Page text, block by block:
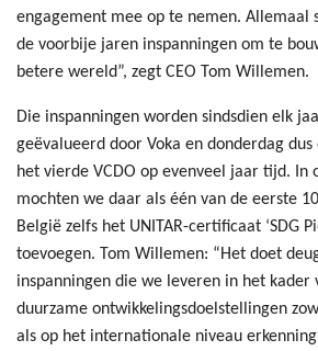
engagement mee op te nemen. Allemaal
de voorbije jaren inspanningen om te
betere wereld”, zegt CEO Tom Willemen.
Die inspanningen worden sindsdien elk
geëvalueerd door Voka en donderdag
het vierde VCDO op evenveel jaar tijd. In
mochten we daar als één van de eerste
België zelfs het UNITAR-certificaat ‘SDG
toevoegen. Tom Willemen: “Het doet
inspanningen die we leveren in het kader
duurzame ontwikkelingsdoelstellingen
als op het internationale niveau